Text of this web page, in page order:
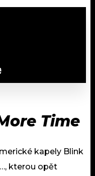
Time
kapely Blink
kterou opět